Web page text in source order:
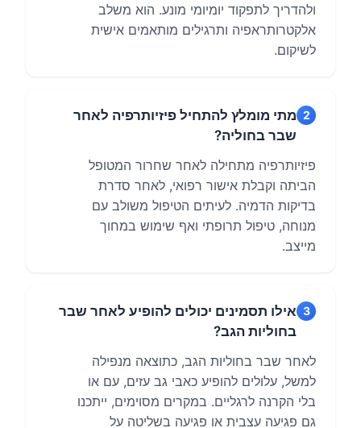
ולהדריך לתפקוד יומיומי מונע. הוא משלב
אלקטרותראפיה ותרגילים מותאמים אישית
לשיקום.
2 מתי מומלץ להתחיל פיזיותרפיה לאחר
שבר בחוליה?
פיזיותרפיה מתחילה לאחר שחרור המטופל
הביתה וקבלת אישור רפואי, לאחר סדרת
בדיקות הדמיה. לעיתים הטיפול משולב עם
מנוחה, טיפול תרופתי ואף שימוש במחוך
מייצב.
3 אילו תסמינים יכולים להופיע לאחר שבר
בחוליות הגב?
לאחר שבר בחוליות הגב, כתוצאה מנפילה
למשל, עלולים להופיע כאבי גב עזים, עם או
בלי הקרנה לרגליים. במקרים מסוימים, ייתכנו
גם פגיעה עצבית או פגיעה בשליטה על